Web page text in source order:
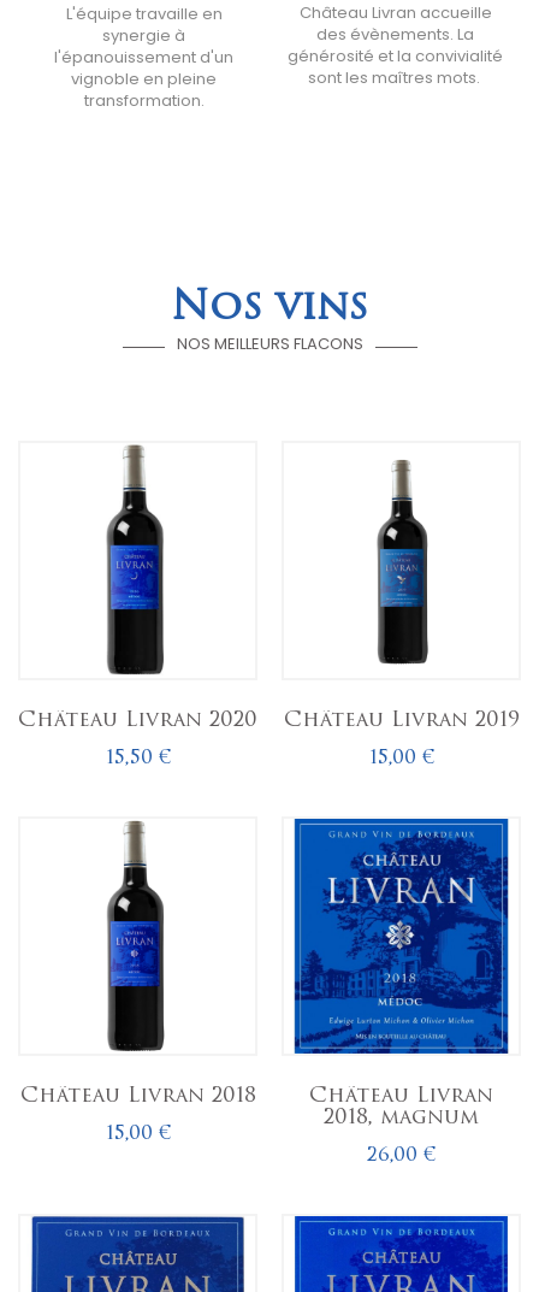
L'équipe travaille en
synergie à
l'épanouissement d'un
vignoble en pleine
transformation.
Château Livran accueille
des évènements. La
générosité et la convivialité
sont les maîtres mots.
Nos vins
NOS MEILLEURS FLACONS
Château Livran 2020
15,50 €
Château Livran 2019
15,00 €
Château Livran 2018
15,00 €
Château Livran
2018, magnum
26,00 €